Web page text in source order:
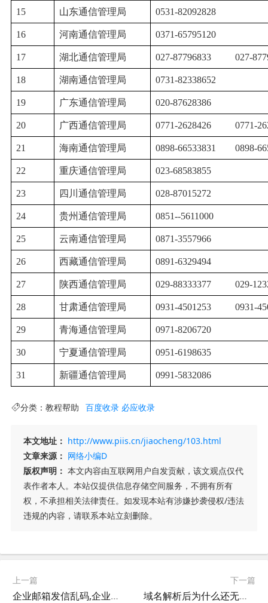
15 山东通信管理局 0531-82092828
16 河南通信管理局 0371-65795120
17 湖北通信管理局 027-87796833 027-
18 湖南通信管理局 0731-82338652
19 广东通信管理局 020-87628386
20 广西通信管理局 0771-2628426 0771-
21 海南通信管理局 0898-66533831 0898-
22 重庆通信管理局 023-68583855
23 四川通信管理局 028-87015272
24 贵州通信管理局 0851--5611000
25 云南通信管理局 0871-3557966
26 西藏通信管理局 0891-6329494
27 陕西通信管理局 029-88333377 029-
28 甘肃通信管理局 0931-4501253 0931-
29 青海通信管理局 0971-8206720
30 宁夏通信管理局 0951-6198635
31 新疆通信管理局 0991-5832086
分类： 教程帮助 百度收录 必应收录
本文地址： http://www.piis.cn/jiaocheng/103.html
文章来源： 网络小编D
版权声明： 本文内容由互联网用户自发贡献，该文观点仅代
表作者本人。本站仅提供信息存储空间服务，不拥有所有
权，不承担相关法律责任。如发现本站有涉嫌抄袭侵权/违法
违规的内容，请联系本站立刻删除。
上一篇
企业邮箱发信乱码,企业邮局发信乱码,企业邮箱收国外邮件乱码解决方法
下一篇
域名解析后为什么还无法访问？域名解析后要多久才能访问到网站？